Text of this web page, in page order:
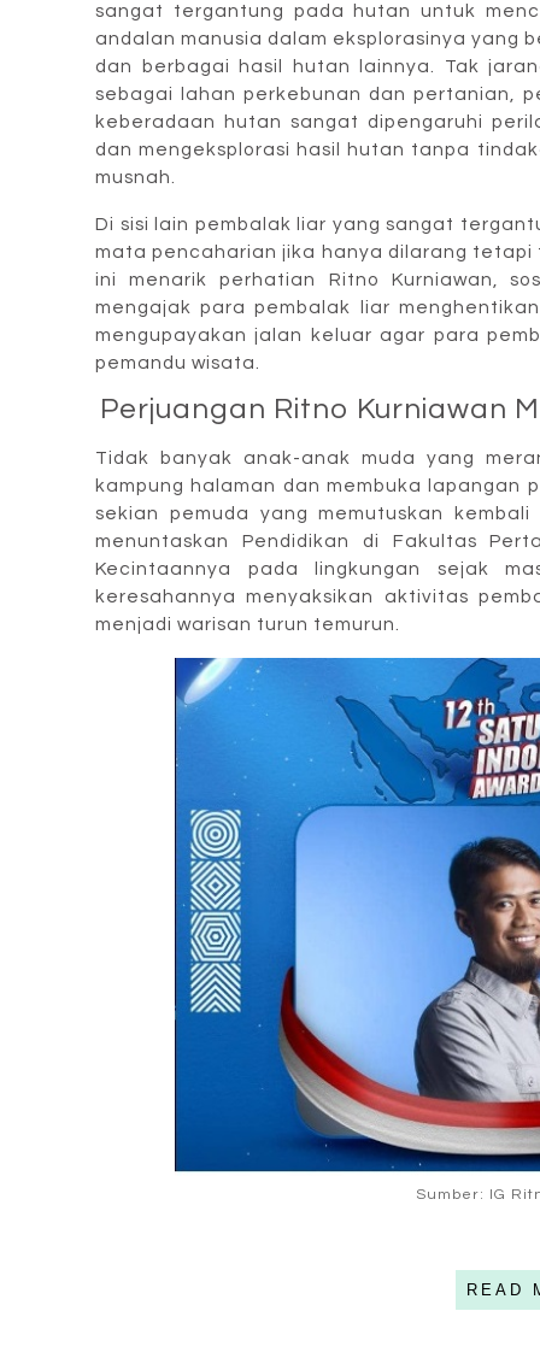
sangat tergantung pada hutan untuk
andalan manusia dalam eksplorasinya yang
dan berbagai hasil hutan lainnya. Tak
sebagai lahan perkebunan dan pertanian,
keberadaan hutan sangat dipengaruhi
dan mengeksplorasi hasil hutan tanpa
musnah.
Di sisi lain pembalak liar yang sangat
mata pencaharian jika hanya dilarang tetapi
ini menarik perhatian Ritno Kurniawan,
mengajak para pembalak liar
mengupayakan jalan keluar agar para
pemandu wisata.
Perjuangan Ritno Kurniawan
Tidak banyak anak-anak muda yang
kampung halaman dan membuka lapangan
sekian pemuda yang memutuskan
menuntaskan Pendidikan di Fakultas
Kecintaannya pada lingkungan sejak
keresahannya menyaksikan aktivitas
menjadi warisan turun temurun.
Sumber: IG
READ